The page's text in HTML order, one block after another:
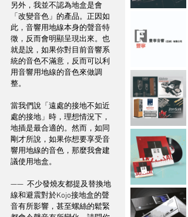
另外，我並不認為地盒是會
「改變音色」的產品。正因如
此，音響用地線本身的聲音特
徵，反而會明顯呈現出來。也
就是說，如果你對目前音響系
統的音色不滿意，反而可以利
用音響用地線的音色來做調
整。
當我們說「遠處的接地不如近
處的接地」時，理想情況下，
地插是最合適的。然而，如同
剛才所說，如果你想要享受音
響用地線的音色，那麼我會建
議使用地盒。
——  不少發燒友都提及替換地
線和避震對於Kojo接地盒的聲
音有所影響，甚至螺絲的鬆緊